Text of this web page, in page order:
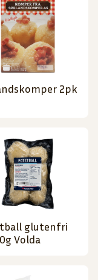
2pk
glutenfri
Volda